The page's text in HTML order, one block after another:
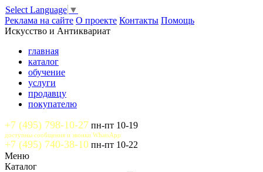
Select Language ▼
Реклама на сайте О проекте Контакты Помощь
Искусство и Антиквариат
главная
каталог
обучение
услуги
продавцу
покупателю
+7 (495) 798-10-27 пн-пт 10-19
доступны сообщения и звонки WhatsApp
+7 (495) 740-38-10 пн-пт 10-22
Меню
Каталог